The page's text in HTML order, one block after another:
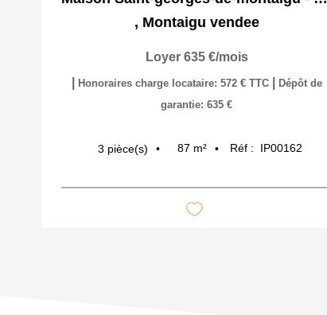
, Montaigu vendee
Loyer 635 €/mois
Honoraires charge locataire: 572 € TTC
Dépôt de
garantie: 635 €
3 pièce(s) 87 m² Réf : IP00162